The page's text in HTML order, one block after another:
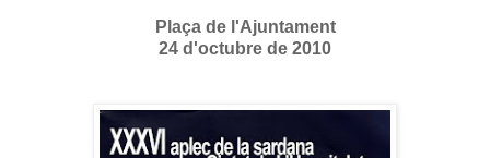
Plaça de l'Ajuntament
24 d'octubre de 2010